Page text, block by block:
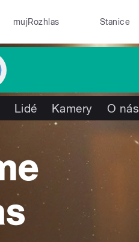
mujRozhlas Stanice
Lidé Kamery O nás